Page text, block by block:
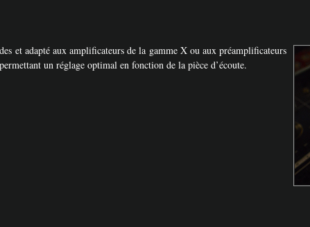
et adapté aux amplificateurs de la gamme X ou aux préamplificateurs
un réglage optimal en fonction de la pièce d’écoute.